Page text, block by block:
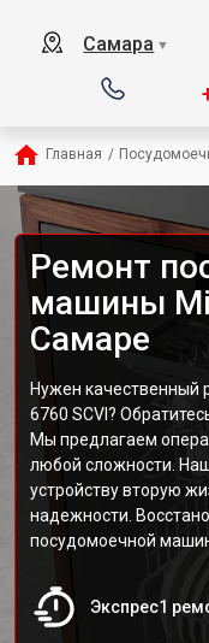
Самара ▼
Главная /
Ремонт
машины
Самаре
Нужен качественный
6760 SCVI?
Мы предлагаем
любой сложности.
устройству вторую
надежности.
посудомоечной
Экспрес1